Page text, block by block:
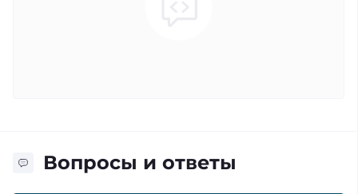
Вопросы и ответы